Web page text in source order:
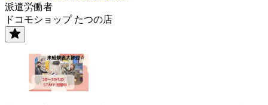
派遣労働者
ドコモショップ たつの店